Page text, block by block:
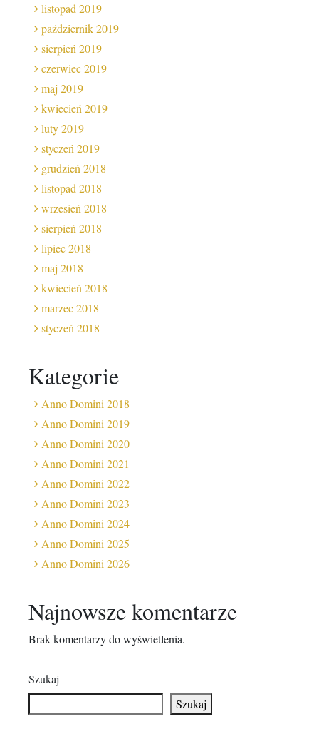
listopad 2019
październik 2019
sierpień 2019
czerwiec 2019
maj 2019
kwiecień 2019
luty 2019
styczeń 2019
grudzień 2018
listopad 2018
wrzesień 2018
sierpień 2018
lipiec 2018
maj 2018
kwiecień 2018
marzec 2018
styczeń 2018
Kategorie
Anno Domini 2018
Anno Domini 2019
Anno Domini 2020
Anno Domini 2021
Anno Domini 2022
Anno Domini 2023
Anno Domini 2024
Anno Domini 2025
Anno Domini 2026
Najnowsze komentarze
Brak komentarzy do wyświetlenia.
Szukaj
Szukaj